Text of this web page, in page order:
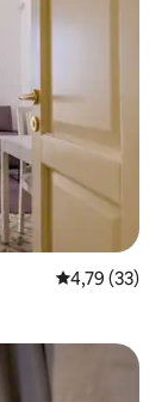
4,79 de uma
4,79 (33)